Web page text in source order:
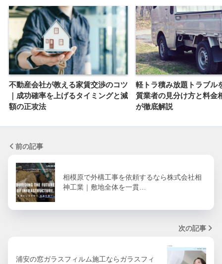
不動産会社が教える家賃交渉のコツ
｜成功確率を上げるタイミングと減
額の正攻法
軽トラ積み放題トラブル
質業者の見分け方と料金
が徹底解説
前の記事
相模原で外構工事を依頼するなら株式会社相
神工業｜敷地全体を一貫…
次の記事
浦安の窓ガラスフィルム施工ならガラスフィ